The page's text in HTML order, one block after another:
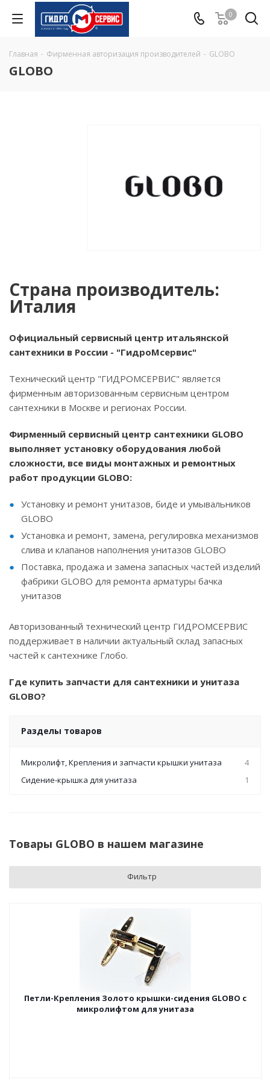
0
Главная - Фирменная авторизация производителей - GLOBO
GLOBO
Страна производитель:
Италия
Официальный сервисный центр итальянской
сантехники в России - "ГидроМсервис"
Технический центр "ГИДРОМСЕРВИС" является
фирменным авторизованным сервисным центром
сантехники в Москве и регионах России.
Фирменный сервисный центр сантехники GLOBO
выполняет установку оборудования любой
сложности, все виды монтажных и ремонтных
работ продукции GLOBO:
Установку и ремонт унитазов, биде и умывальников
GLOBO
Установка и ремонт, замена, регулировка механизмов
слива и клапанов наполнения унитазов GLOBO
Поставка, продажа и замена запасных частей изделий
фабрики GLOBO для ремонта арматуры бачка
унитазов
Авторизованный технический центр ГИДРОМСЕРВИС
поддерживает в наличии актуальный склад запасных
частей к сантехнике Глобо.
Где купить запчасти для сантехники и унитаза
GLOBO?
Разделы товаров
Микролифт, Крепления и запчасти крышки унитаза
4
Сидение-крышка для унитаза
1
Товары GLOBO в нашем магазине
Фильтр
Петли-Крепления Золото крышки-сидения GLOBO с
микролифтом для унитаза